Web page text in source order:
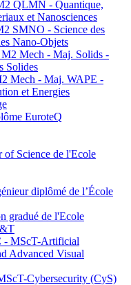
QLMN - Quantique,
et Nanosciences
SMNO - Science des
Nano-Objets
Mech - Maj. Solids -
Solides
Mech - Maj. WAPE -
et Energies
EuroteQ
Science de l'Ecole
diplômé de l’École
gradué de l'Ecole
MScT-Artificial
Advanced Visual
Cybersecurity (CyS)